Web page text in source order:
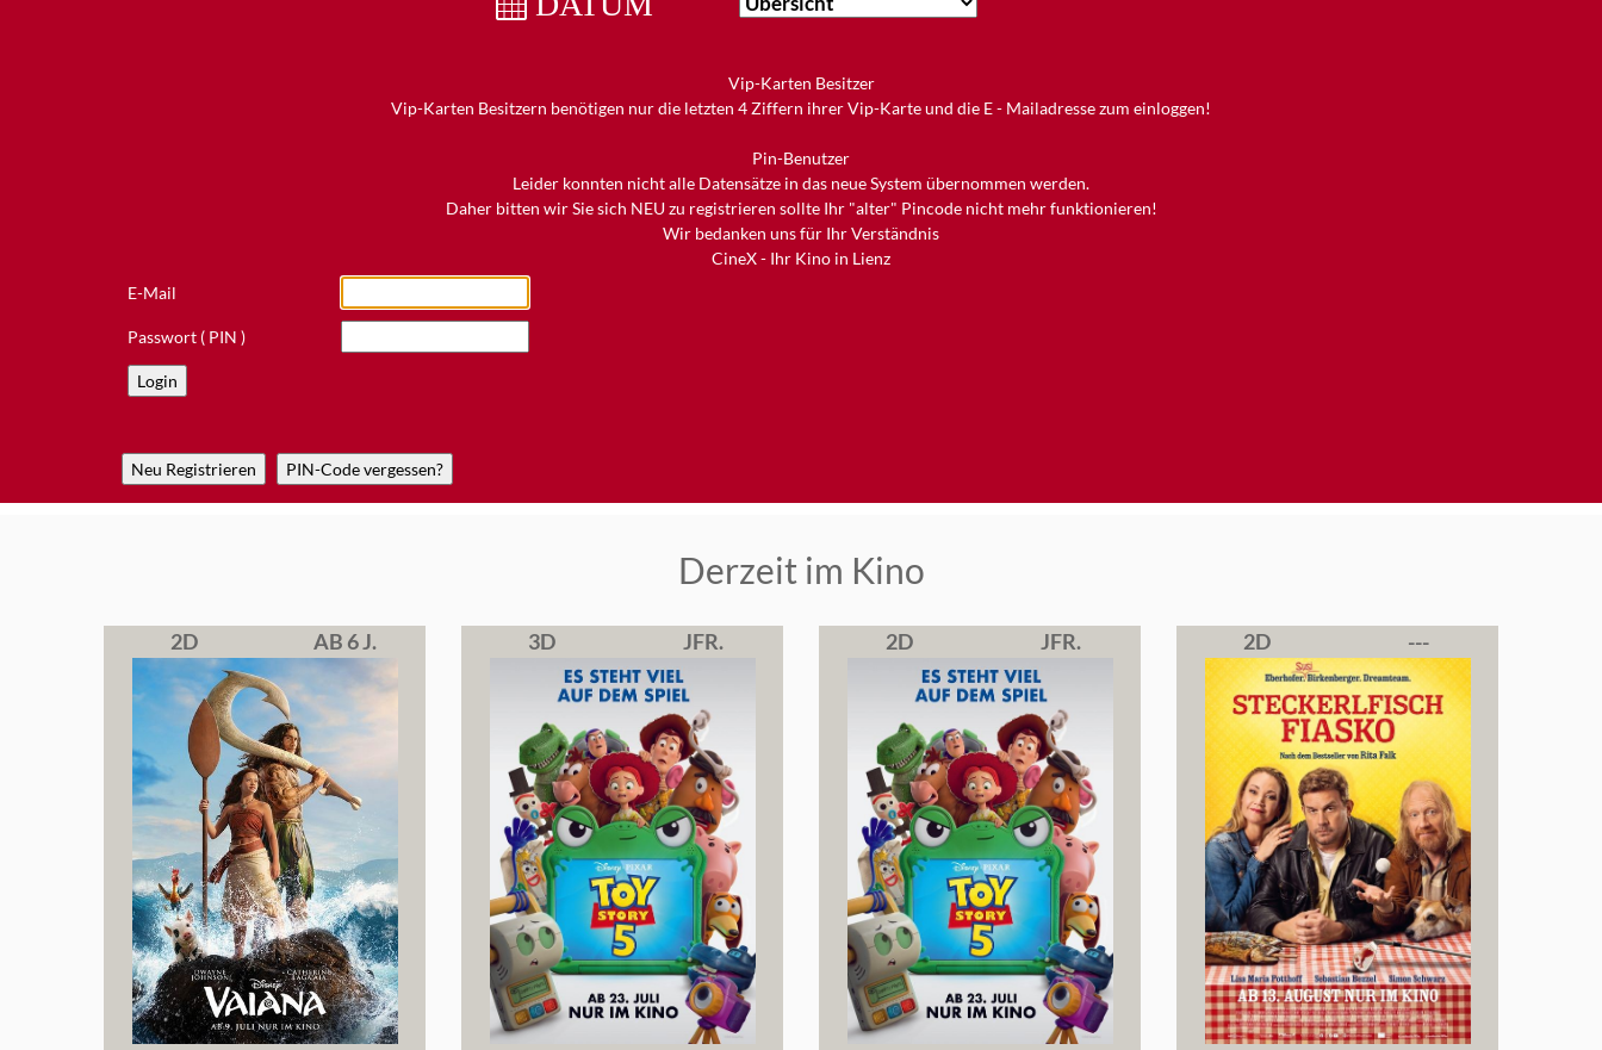
Vip-Karten Besitzer
Vip-Karten Besitzern benötigen nur die letzten 4 Ziffern ihrer Vip-Karte und die E - Mailadresse zum einloggen!
Pin-Benutzer
Leider konnten nicht alle Datensätze in das neue System übernommen werden.
Daher bitten wir Sie sich NEU zu registrieren sollte Ihr "alter" Pincode nicht mehr funktionieren!
Wir bedanken uns für Ihr Verständnis
CineX - Ihr Kino in Lienz
E-Mail
Passwort ( PIN )
Derzeit im Kino
2D AB 6 J. 3D JFR. 2D JFR. 2D ---